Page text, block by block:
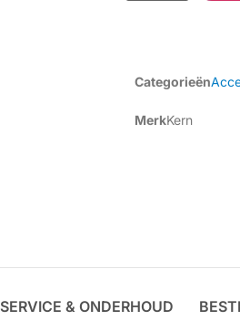
Categorieën
MerkKern
SERVICE & ONDERHOUD